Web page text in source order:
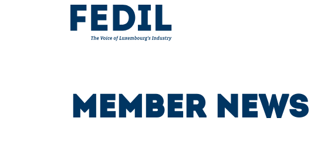
Skip to main content
MEMBER NEWS